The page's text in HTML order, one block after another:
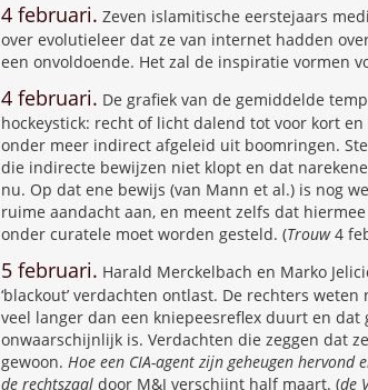
4 februari. Zeven islamitische eerstejaars
over evolutieleer dat ze van internet hadden
een onvoldoende. Het zal de inspiratie vormen
4 februari. De grafiek van de gemiddelde
hockeystick: recht of licht dalend tot voor kort
onder meer indirect afgeleid uit boomringen.
die indirecte bewijzen niet klopt en dat
nu. Op dat ene bewijs (van Mann et al.) is nog
ruime aandacht aan, en meent zelfs dat
onder curatele moet worden gesteld. (Trouw4
5 februari. Harald Merckelbach en Marko
‘blackout’ verdachten ontlast. De rechters
veel langer dan een kniepeesreflex duurt en
onwaarschijnlijk is. Verdachten die zeggen dat
gewoon. Hoe een CIA-agent zijn geheugen
de rechtszaal door M&J verschijnt half maart. (de